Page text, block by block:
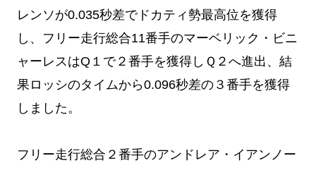
レンソが0.035秒差でドカティ勢最高位を獲得
し、フリー走行総合11番手のマーベリック・ビニ
ャーレスはQ１で２番手を獲得しＱ２へ進出、結
果ロッシのタイムから0.096秒差の３番手を獲得
しました。
フリー走行総合２番手のアンドレア・イアンノー